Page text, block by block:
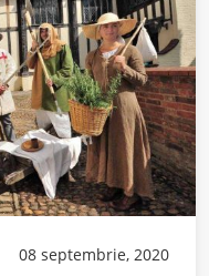
08 septembrie, 2020